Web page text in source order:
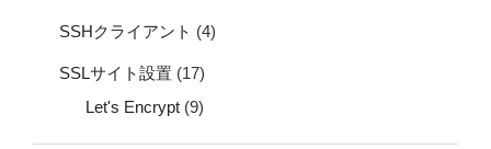
SSHクライアント (4)
SSLサイト設置 (17)
Let's Encrypt (9)